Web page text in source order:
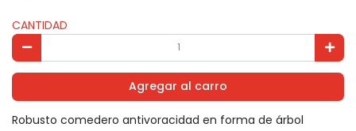
CANTIDAD
Agregar al carro
Robusto comedero antivoracidad en forma de árbol